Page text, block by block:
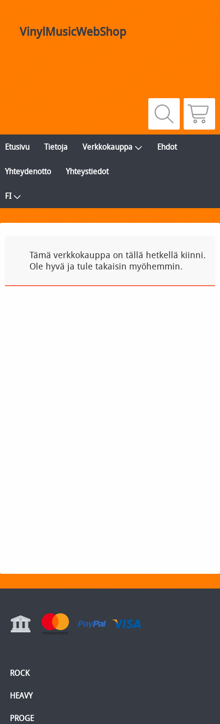
VinylMusicWebShop
Etusivu Tietoja Verkkokauppa Ehdot
Yhteydenotto Yhteystiedot
FI
Tämä verkkokauppa on tällä hetkellä kiinni.
Ole hyvä ja tule takaisin myöhemmin.
ROCK
HEAVY
PROGE